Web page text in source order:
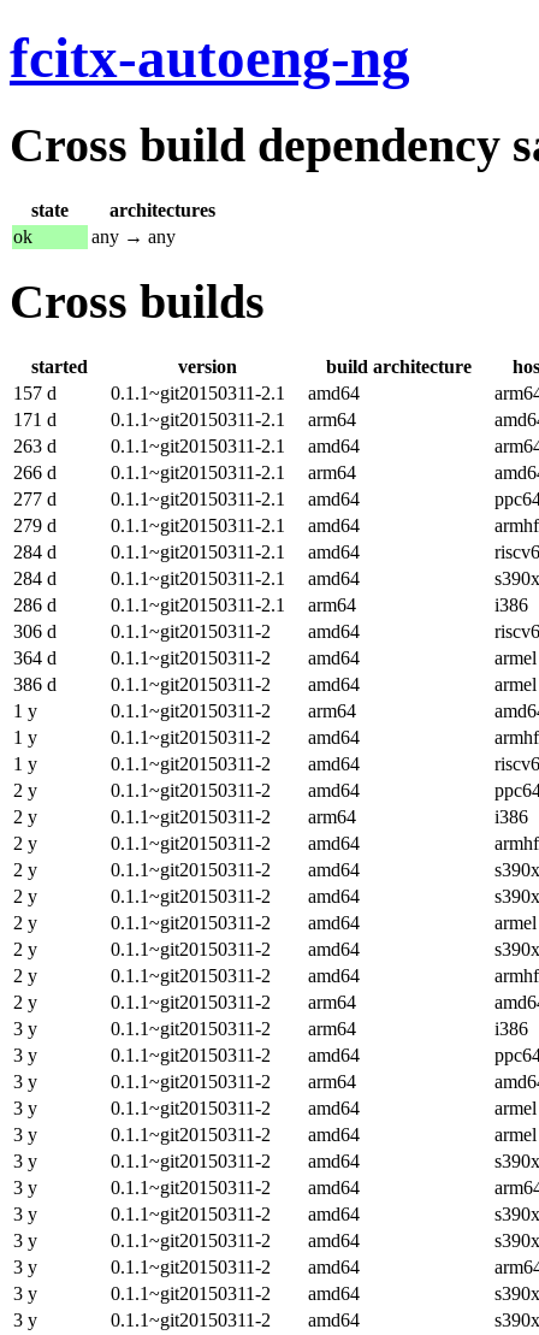
fcitx-autoeng-ng
Cross build dependency
state
architectures
ok
any → any
Cross builds
started version build architecture
157 d
0.1.1~git20150311-2.1 amd64
171 d
0.1.1~git20150311-2.1 arm64
263 d
0.1.1~git20150311-2.1 amd64
266 d
0.1.1~git20150311-2.1 arm64
277 d
0.1.1~git20150311-2.1 amd64
279 d
0.1.1~git20150311-2.1 amd64
armhf
284 d
0.1.1~git20150311-2.1 amd64
284 d
0.1.1~git20150311-2.1 amd64
s390x
286 d
0.1.1~git20150311-2.1 arm64
i386
306 d
0.1.1~git20150311-2 amd64
364 d
0.1.1~git20150311-2 amd64
armel
386 d
0.1.1~git20150311-2 amd64
armel
1 y
0.1.1~git20150311-2 arm64
1 y
0.1.1~git20150311-2 amd64
armhf
1 y
0.1.1~git20150311-2 amd64
2 y
0.1.1~git20150311-2 amd64
2 y
0.1.1~git20150311-2 arm64
i386
2 y
0.1.1~git20150311-2 amd64
armhf
2 y
0.1.1~git20150311-2 amd64
s390x
2 y
0.1.1~git20150311-2 amd64
s390x
2 y
0.1.1~git20150311-2 amd64
armel
2 y
0.1.1~git20150311-2 amd64
s390x
2 y
0.1.1~git20150311-2 amd64
armhf
2 y
0.1.1~git20150311-2 arm64
3 y
0.1.1~git20150311-2 arm64
i386
3 y
0.1.1~git20150311-2 amd64
3 y
0.1.1~git20150311-2 arm64
3 y
0.1.1~git20150311-2 amd64
armel
3 y
0.1.1~git20150311-2 amd64
armel
3 y
0.1.1~git20150311-2 amd64
s390x
3 y
0.1.1~git20150311-2 amd64
3 y
0.1.1~git20150311-2 amd64
s390x
3 y
0.1.1~git20150311-2 amd64
s390x
3 y
0.1.1~git20150311-2 amd64
3 y
0.1.1~git20150311-2 amd64
s390x
3 y
0.1.1~git20150311-2 amd64
s390x